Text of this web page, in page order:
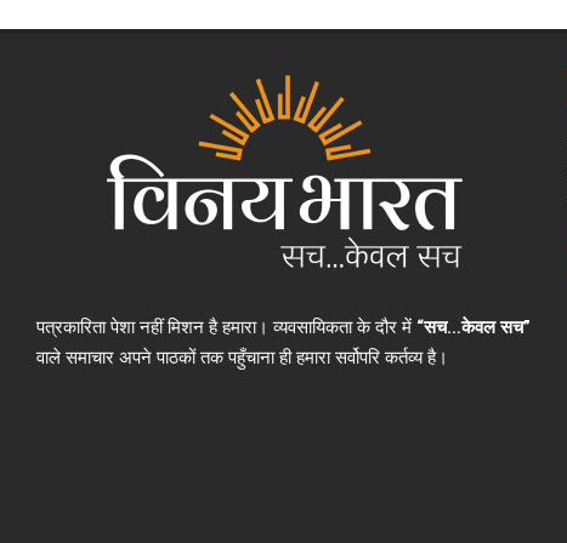
पत्रकारिता पेशा नहीं मिशन है हमारा। व्यवसायिकता के दौर में “सच…केवल सच”
वाले समाचार अपने पाठकों तक पहुँचाना ही हमारा सर्वोपरि कर्तव्य है।